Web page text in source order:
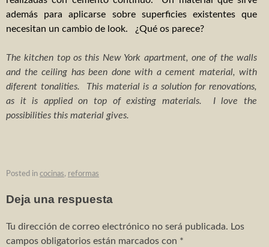
Reforma e interiorismo apartamento
Reforma e interiorismo apartamento 2
Interiorismo despacho abogados
Proyectos – obra nueva
Adosados Les Barraques
3 adosados Real de Gandia
Edificio de oficinas
además para aplicarse sobre superficies existentes que
necesitan un cambio de look. ¿Qué os parece?
The kitchen top os this New York apartment, one of the walls
and the ceiling has been done with a cement material, with
diferent tonalities. This material is a solution for renovations,
as it is applied on top of existing materials. I love the
possibilities this material gives.
Posted in cocinas, reformas
Deja una respuesta
Tu dirección de correo electrónico no será publicada. Los
campos obligatorios están marcados con *